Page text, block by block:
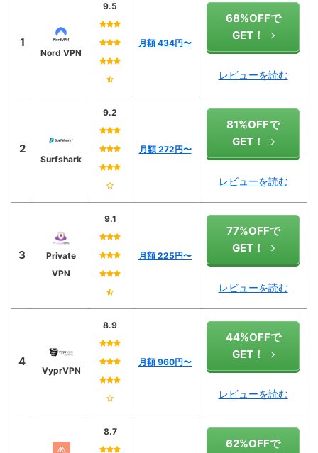
1
Nord VPN
9.5
月額 434円〜
68%OFFで
GET！
レビューを読む
2
Surfshark
9.2
月額 272円〜
81%OFFで
GET！
レビューを読む
3
Private
VPN
9.1
月額 225円〜
77%OFFで
GET！
レビューを読む
4
VyprVPN
8.9
月額 960円〜
44%OFFで
GET！
レビューを読む
8.7
62%OFFで